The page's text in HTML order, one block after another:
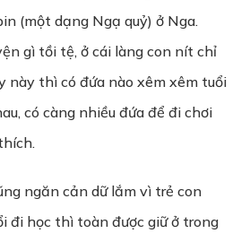
(một dạng Ngạ quỷ) ở Nga.
gì tồi tệ, ở cái làng con nít chỉ
này thì có đứa nào xêm xêm tuổi
có càng nhiều đứa để đi chơi
ngăn cản dữ lắm vì trẻ con
đi học thì toàn được giữ ở trong